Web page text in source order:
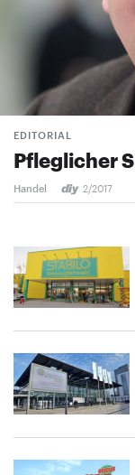
EDITORIAL
Pfleglicher
Handel 2/2017